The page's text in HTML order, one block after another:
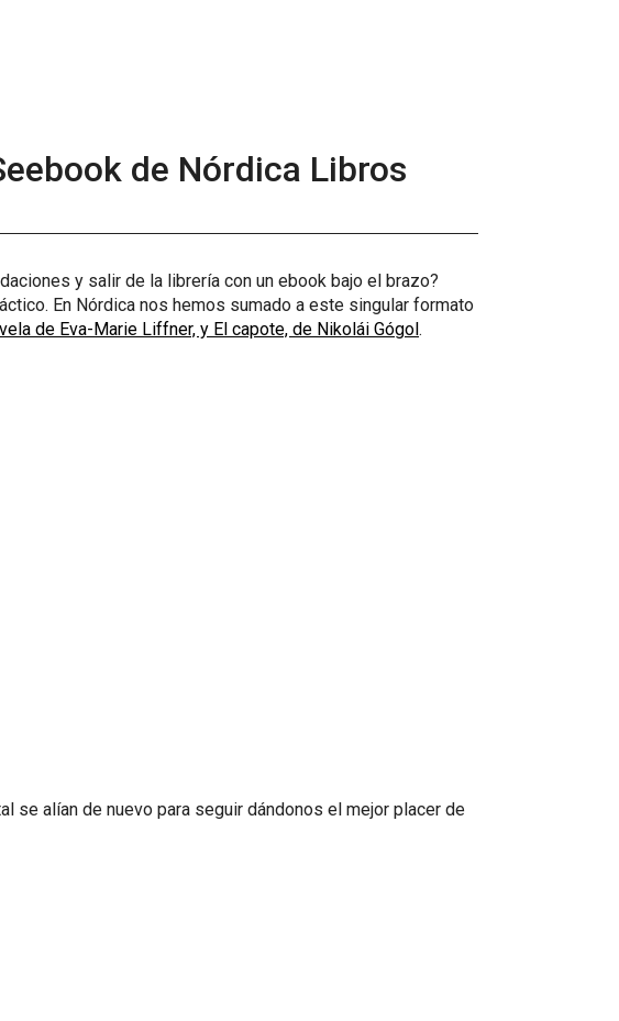
de Nórdica Libros
y salir de la librería con un ebook bajo el brazo?
En Nórdica nos hemos sumado a este singular formato
de Eva-Marie Liffner, y El capote, de Nikolái Gógol.
se alían de nuevo para seguir dándonos el mejor placer de